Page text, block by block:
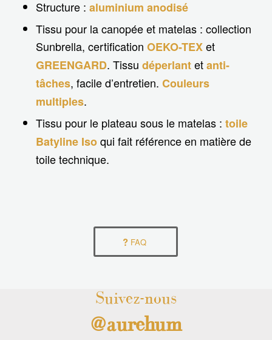
Structure : aluminium anodisé
Tissu pour la canopée et matelas : collection
Sunbrella, certification OEKO-TEXet
GREENGARD. Tissu déperlantetanti-
tâches, facile d’entretien. Couleurs
multiples.
Tissu pour le plateau sous le matelas : toile
Batyline Isoqui fait référence en matière de
toile technique.
FAQ
Suivez-nous
@aurehum